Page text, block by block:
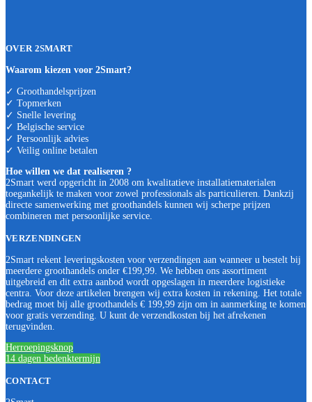
OVER 2SMART
Waarom kiezen voor 2Smart?
✓ Groothandelsprijzen
✓ Topmerken
✓ Snelle levering
✓ Belgische service
✓ Persoonlijk advies
✓ Veilig online betalen
Hoe willen we dat realiseren ?
2Smart werd opgericht in 2008 om kwalitatieve installatiematerialen
toegankelijk te maken voor zowel professionals als particulieren. Dankzij
directe samenwerking met groothandels kunnen wij scherpe prijzen
combineren met persoonlijke service.
VERZENDINGEN
2Smart rekent leveringskosten voor verzendingen aan wanneer u bestelt bij
meerdere groothandels onder €199,99. We hebben ons assortiment
uitgebreid en dit extra aanbod wordt opgeslagen in meerdere logistieke
centra. Voor deze artikelen brengen wij extra kosten in rekening. Het totale
bedrag moet bij alle groothandels € 199,99 zijn om in aanmerking te komen
voor gratis verzending. U kunt de verzendkosten bij het afrekenen
terugvinden.
Herroepingsknop
14 dagen bedenktermijn
CONTACT